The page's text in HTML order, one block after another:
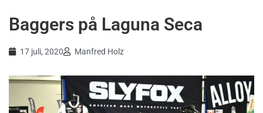
Baggers på Laguna Seca
17 juli, 2020 Manfred Holz